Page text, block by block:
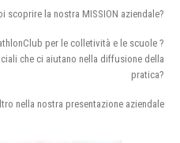
scoprire la nostra MISSION aziendale?
per le colletività e le scuole ?
che ci aiutano nella diffusione della
pratica?
nella nostra presentazione aziendale